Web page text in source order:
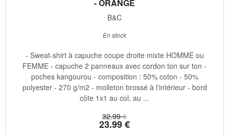
- ORANGE
B&C
32.99 €
23.99€
En stock
- Sweat-shirt à capuche coupe droite mixte HOMME ou
FEMME - capuche 2 panneaux avec cordon ton sur ton -
poches kangourou - composition : 50% coton - 50%
polyester - 270 g/m2 - molleton brossé à l'intérieur - bord
côte 1x1 au col, au ...